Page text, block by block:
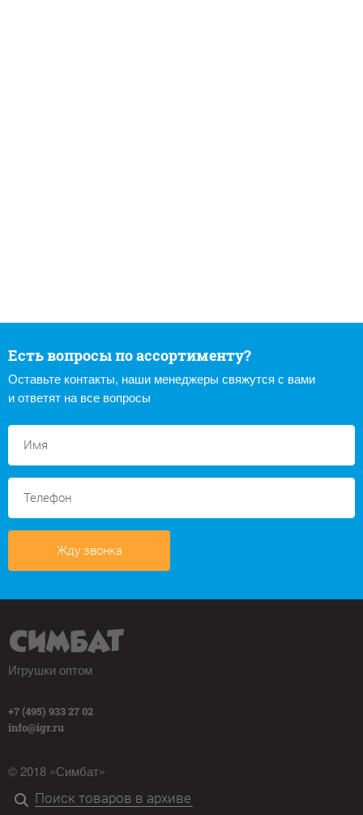
Есть вопросы по ассортименту?
Оставьте контакты, наши менеджеры свяжутся с вами
и ответят на все вопросы
Жду звонка
Игрушки оптом
+7 (495) 933 27 02
info@igr.ru
© 2018 «Симбат»